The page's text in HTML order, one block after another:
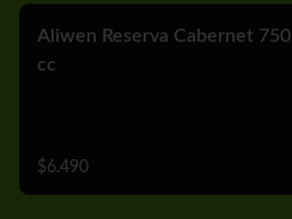
Aliwen Reserva Cabernet 750
cc
$6.490